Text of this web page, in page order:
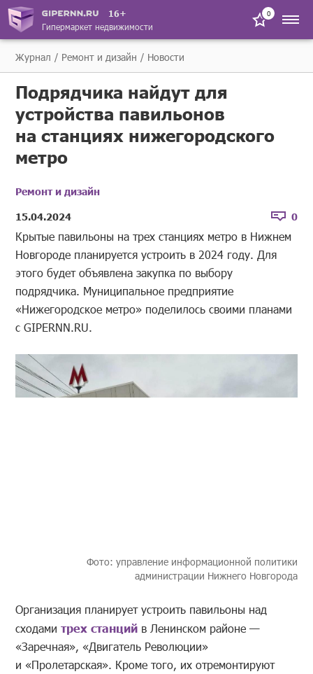
16+
Гипермаркет недвижимости
0
Журнал Ремонт и дизайн Новости
Подрядчика найдут для
устройства павильонов
на станциях нижегородского
метро
Ремонт и дизайн
15.04.2024
0
Крытые павильоны на трех станциях метро в Нижнем
Новгороде планируется устроить в 2024 году. Для
этого будет объявлена закупка по выбору
подрядчика. Муниципальное предприятие
«Нижегородское метро» поделилось своими планами
с GIPERNN.RU.
Фото: управление информационной политики
администрации Нижнего Новгорода
Организация планирует устроить павильоны над
сходамитрех станций в Ленинском районе —
«Заречная», «Двигатель Революции»
и «Пролетарская». Кроме того, их отремонтируют